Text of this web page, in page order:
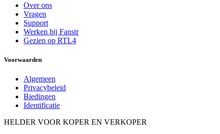
Over ons
Vragen
Support
Werken bij Fanstr
Gezien op RTL4
Voorwaarden
Algemeen
Privacybeleid
Biedingen
Identificatie
HELDER VOOR KOPER EN VERKOPER